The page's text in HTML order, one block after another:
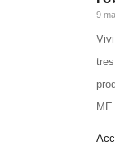
9
tres
ME